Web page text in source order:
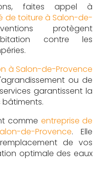
faites appel à
de toiture à Salon-de-
protègent
contre les
à Salon-de-Provence
ou de
garantissent la
comme entreprise de
de-Provence. Elle
de vos
optimale des eaux